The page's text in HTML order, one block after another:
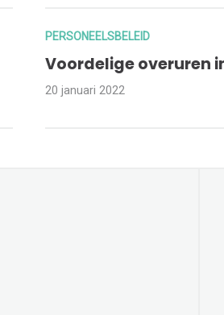
PERSONEELSBELEID
Voordelige overuren
20 januari 2022